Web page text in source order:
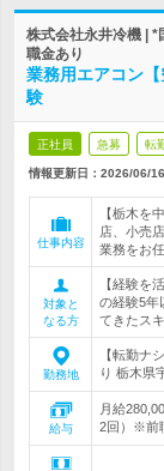
株式会社永井冷機 |
職金あり
業務用エアコン
験
正社員 急募 転
情報更新日：2026/06/16
仕事内容
【栃木を
店、小売
業務をお
対象と
なる方
【経験を
の経験5年
てきたス
勤務地
【転勤ナ
り 栃木県
給与
月給
2回）※前